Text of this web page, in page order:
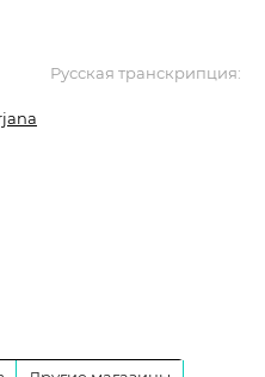
Русская транскрипция: